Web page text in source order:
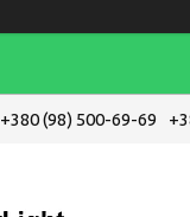
+380 (98) 500-69-69